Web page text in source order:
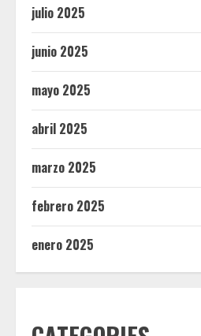
julio 2025
junio 2025
mayo 2025
abril 2025
marzo 2025
febrero 2025
enero 2025